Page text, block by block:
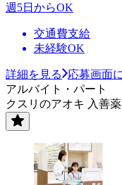
週5日からOK
交通費支給
未経験OK
詳細を見る
応募画面
アルバイト・パート
クスリのアオキ 入善